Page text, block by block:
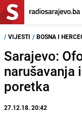
/ VIJESTI / BOSNA I
Sarajevo:
narušavanja
poretka
27.12.18. 20:42